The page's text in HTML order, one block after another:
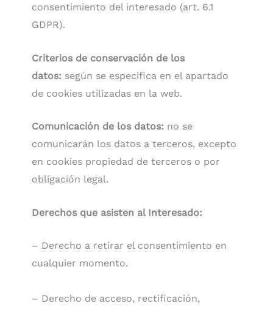
consentimiento del interesado (art. 6.1
GDPR).
Criterios de conservación de los
datos: según se especifica en el apartado
de cookies utilizadas en la web.
Comunicación de los datos: no se
comunicarán los datos a terceros, excepto
en cookies propiedad de terceros o por
obligación legal.
Derechos que asisten al Interesado:
– Derecho a retirar el consentimiento en
cualquier momento.
– Derecho de acceso, rectificación,